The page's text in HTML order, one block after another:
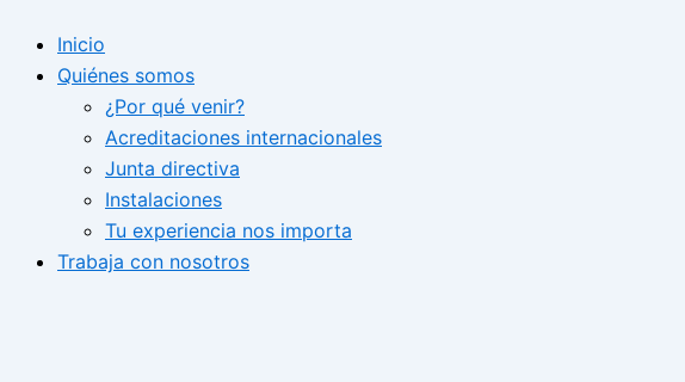
contenido
Inicio
Quiénes somos
¿Por qué venir?
Acreditaciones internacionales
Junta directiva
Instalaciones
Tu experiencia nos importa
Trabaja con nosotros